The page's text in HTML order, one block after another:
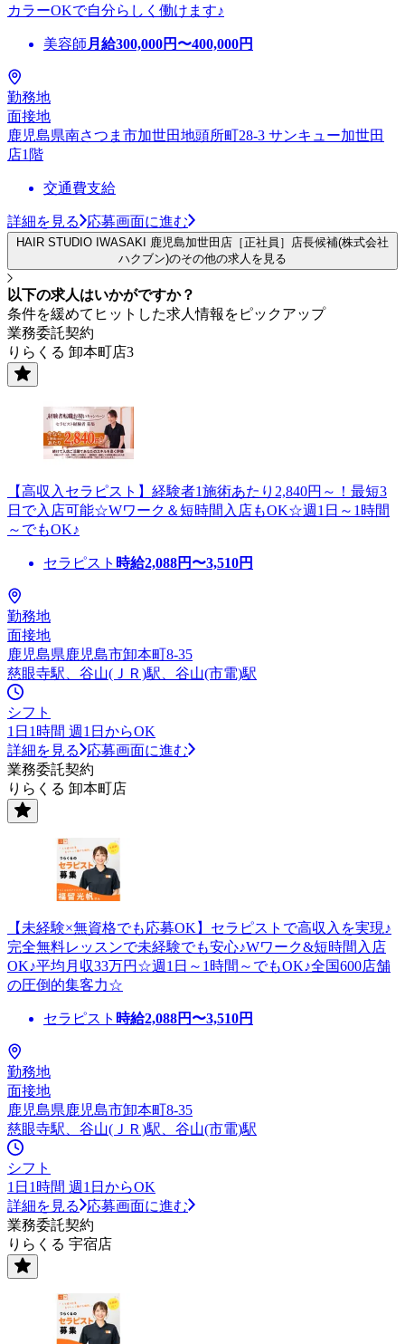
カラーOKで自分らしく働けます♪
美容師 月給300,000円〜400,000円
勤務地
面接地
鹿児島県南さつま市加世田地頭所町28-3 サンキュー加世田
店1階
交通費支給
詳細を見る 応募画面に進む
HAIR STUDIO IWASAKI 鹿児島加世田店［正社員］店長候補(株式会社
ハクブン)のその他の求人を見る
以下の求人はいかがですか？
条件を緩めてヒットした求人情報をピックアップ
業務委託契約
りらくる 卸本町店3
【高収入セラピスト】経験者1施術あたり2,840円～！最短3
日で入店可能☆Wワーク＆短時間入店もOK☆週1日～1時間
～でもOK♪
セラピスト 時給2,088円〜3,510円
勤務地
面接地
鹿児島県鹿児島市卸本町8-35
慈眼寺駅、谷山(ＪＲ)駅、谷山(市電)駅
シフト
1日1時間 週1日からOK
詳細を見る
応募画面に進む
業務委託契約
りらくる 卸本町店
【未経験×無資格でも応募OK】セラピストで高収入を実現♪
完全無料レッスンで未経験でも安心♪Wワーク&短時間入店
OK♪平均月収33万円☆週1日～1時間～でもOK♪全国600店舗
の圧倒的集客力☆
セラピスト 時給2,088円〜3,510円
勤務地
面接地
鹿児島県鹿児島市卸本町8-35
慈眼寺駅、谷山(ＪＲ)駅、谷山(市電)駅
シフト
1日1時間 週1日からOK
詳細を見る
応募画面に進む
業務委託契約
りらくる 宇宿店